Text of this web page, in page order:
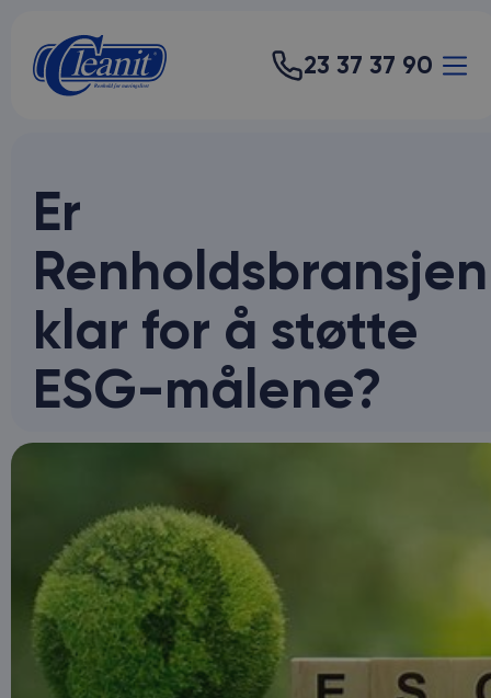
23 37 37 90
Er
Renholdsbransjen
klar for å støtte
ESG-målene?